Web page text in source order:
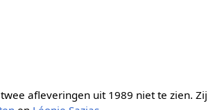
afleveringen uit 1989 niet te zien. Zij